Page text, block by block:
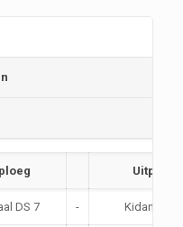
Uitploeg
DS 7 - Kidang DS